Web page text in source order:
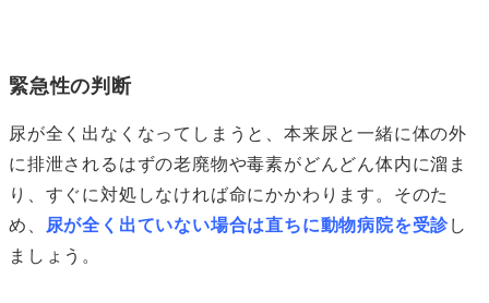
緊急性の判断
尿が全く出なくなってしまうと、本来尿と一緒に体の外
に排泄されるはずの老廃物や毒素がどんどん体内に溜ま
り、すぐに対処しなければ命にかかわります。そのた
め、
尿が全く出ていない場合は直ちに動物病院を受診し
ましょう。